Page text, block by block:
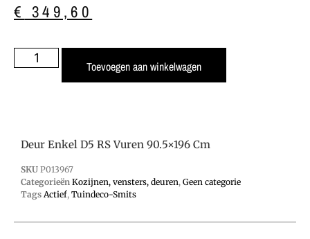
€ 349,60
Toevoegen aan winkelwagen
Deur Enkel D5 RS Vuren 90.5×196 Cm
SKU P013967
Categorieën Kozijnen, vensters, deuren, Geen categorie
Tags Actief, Tuindeco-Smits